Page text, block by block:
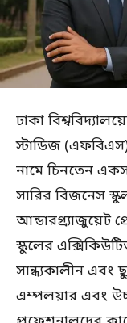
ঢাকা
স্টাডিজ
নামে চিনতেন
সারির বিজনেস
আন্ডারগ্র্যাজুয়েট
স্কুলের
সান্ধ্যকালীন এবং
এম্পলয়ার এবং